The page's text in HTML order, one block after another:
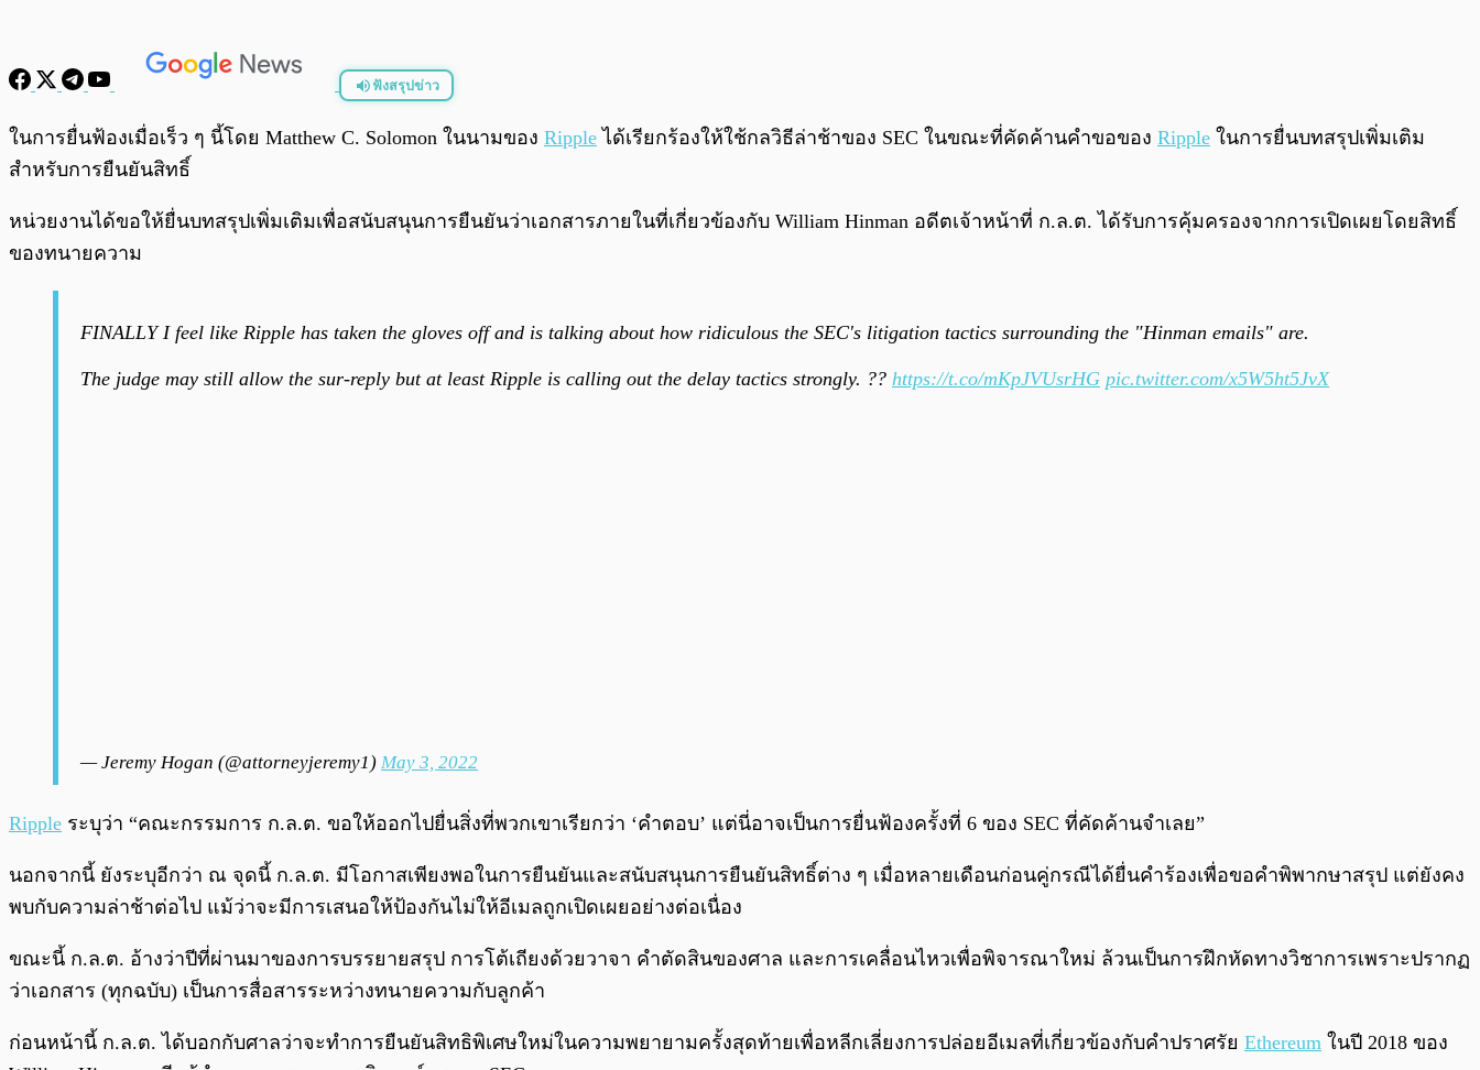
ฟังสรุปข่าว
พร้อมเล่น /0:00
ในการยื่นฟ้องเมื่อเร็ว ๆ นี้โดย Matthew C. Solomon ในนามของ Ripple ได้เรียกร้องให้ใช้กลวิธีล่าช้าของ SEC ในขณะที่คัดค้านคำขอของ Ripple ในการยื่นบทสรุปเพิ่มเติม
สำหรับการยืนยันสิทธิ์
หน่วยงานได้ขอให้ยื่นบทสรุปเพิ่มเติมเพื่อสนับสนุนการยืนยันว่าเอกสารภายในที่เกี่ยวข้องกับ William Hinman อดีตเจ้าหน้าที่ ก.ล.ต. ได้รับการคุ้มครองจากการเปิดเผยโดยสิทธิ์
ของทนายความ
FINALLY I feel like Ripple has taken the gloves off and is talking about how ridiculous the SEC's litigation tactics surrounding the "Hinman emails" are.
The judge may still allow the sur-reply but at least Ripple is calling out the delay tactics strongly. ?? https://t.co/mKpJVUsrHG pic.twitter.com/x5W5ht5JvX
— Jeremy Hogan (@attorneyjeremy1) May 3, 2022
Ripple ระบุว่า “คณะกรรมการ ก.ล.ต. ขอให้ออกไปยื่นสิ่งที่พวกเขาเรียกว่า ‘คำตอบ’ แต่นี่อาจเป็นการยื่นฟ้องครั้งที่ 6 ของ SEC ที่คัดค้านจำเลย”
นอกจากนี้ ยังระบุอีกว่า ณ จุดนี้ ก.ล.ต. มีโอกาสเพียงพอในการยืนยันและสนับสนุนการยืนยันสิทธิ์ต่าง ๆ เมื่อหลายเดือนก่อนคู่กรณีได้ยื่นคำร้องเพื่อขอคำพิพากษาสรุป แต่ยังคง
พบกับความล่าช้าต่อไป แม้ว่าจะมีการเสนอให้ป้องกันไม่ให้อีเมลถูกเปิดเผยอย่างต่อเนื่อง
ขณะนี้ ก.ล.ต. อ้างว่าปีที่ผ่านมาของการบรรยายสรุป การโต้เถียงด้วยวาจา คำตัดสินของศาล และการเคลื่อนไหวเพื่อพิจารณาใหม่ ล้วนเป็นการฝึกหัดทางวิชาการเพราะปรากฏ
ว่าเอกสาร (ทุกฉบับ) เป็นการสื่อสารระหว่างทนายความกับลูกค้า
ก่อนหน้านี้ ก.ล.ต. ได้บอกกับศาลว่าจะทำการยืนยันสิทธิพิเศษใหม่ในความพยายามครั้งสุดท้ายเพื่อหลีกเลี่ยงการปล่อยอีเมลที่เกี่ยวข้องกับคำปราศรัย Ethereum ในปี 2018 ของ